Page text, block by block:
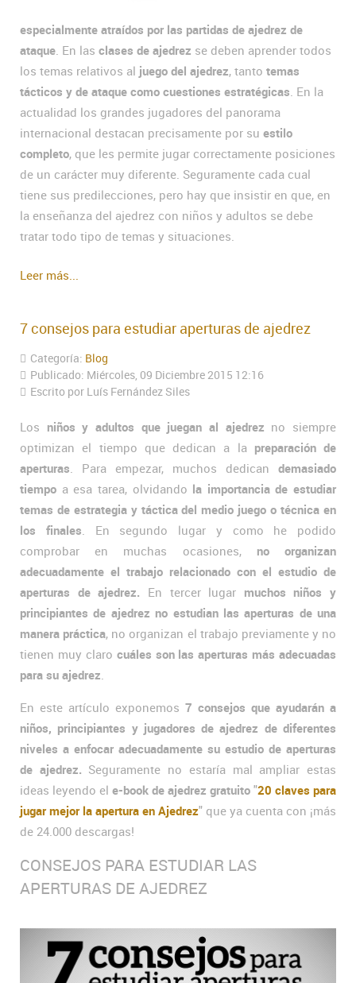
especialmente atraídos por las partidas de ajedrez de
ataque. En las clases de ajedrez se deben aprender todos
los temas relativos al juego del ajedrez, tanto temas
tácticos y de ataque como cuestiones estratégicas. En la
actualidad los grandes jugadores del panorama
internacional destacan precisamente por su estilo
completo, que les permite jugar correctamente posiciones
de un carácter muy diferente. Seguramente cada cual
tiene sus predilecciones, pero hay que insistir en que, en
la enseñanza del ajedrez con niños y adultos se debe
tratar todo tipo de temas y situaciones.
Leer más...
7 consejos para estudiar aperturas de ajedrez
Categoría: Blog
Publicado: Miércoles, 09 Diciembre 2015 12:16
Escrito por Luís Fernández Siles
Los niños y adultos que juegan al ajedrez no siempre
optimizan el tiempo que dedican a la preparación de
aperturas. Para empezar, muchos dedican demasiado
tiempo a esa tarea, olvidando la importancia de estudiar
temas de estrategia y táctica del medio juego o técnica en
los finales. En segundo lugar y como he podido
comprobar en muchas ocasiones, no organizan
adecuadamente el trabajo relacionado con el estudio de
aperturas de ajedrez. En tercer lugar muchos niños y
principiantes de ajedrez no estudian las aperturas de una
manera práctica, no organizan el trabajo previamente y no
tienen muy claro cuáles son las aperturas más adecuadas
para su ajedrez.
En este artículo exponemos 7 consejos que ayudarán a
niños, principiantes y jugadores de ajedrez de diferentes
niveles a enfocar adecuadamente su estudio de aperturas
de ajedrez. Seguramente no estaría mal ampliar estas
ideas leyendo el e-book de ajedrez gratuito "20 claves para
jugar mejor la apertura en Ajedrez" que ya cuenta con ¡más
de 24.000 descargas!
CONSEJOS PARA ESTUDIAR LAS
APERTURAS DE AJEDREZ